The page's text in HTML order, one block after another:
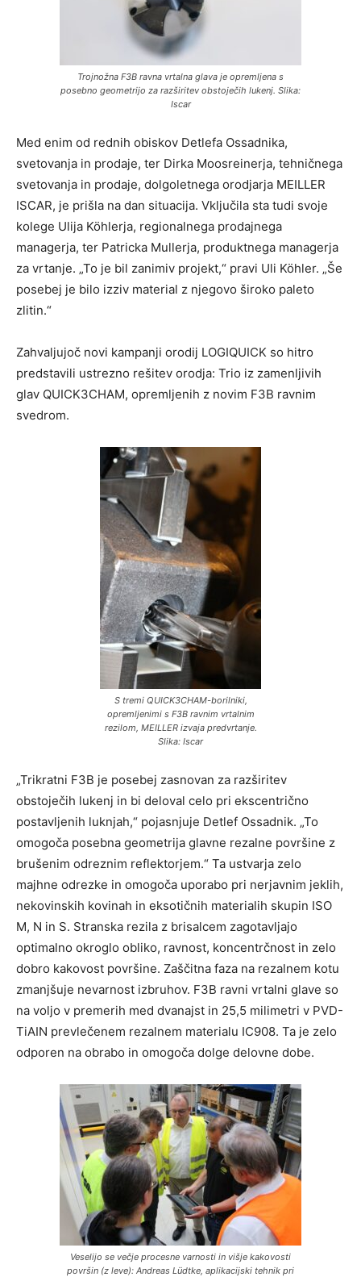
Trojnožna F3B ravna vrtalna glava je opremljena s
posebno geometrijo za razširitev obstoječih lukenj. Slika:
Iscar
Med enim od rednih obiskov Detlefa Ossadnika,
svetovanja in prodaje, ter Dirka Moosreinerja, tehničnega
svetovanja in prodaje, dolgoletnega orodjarja MEILLER
ISCAR, je prišla na dan situacija. Vključila sta tudi svoje
kolege Ulija Köhlerja, regionalnega prodajnega
managerja, ter Patricka Mullerja, produktnega managerja
za vrtanje. „To je bil zanimiv projekt,“ pravi Uli Köhler. „Še
posebej je bilo izziv material z njegovo široko paleto
zlitin.“
Zahvaljujoč novi kampanji orodij LOGIQUICK so hitro
predstavili ustrezno rešitev orodja: Trio iz zamenljivih
glav QUICK3CHAM, opremljenih z novim F3B ravnim
svedrom.
S tremi QUICK3CHAM-borilniki,
opremljenimi s F3B ravnim vrtalnim
rezilom, MEILLER izvaja predvrtanje.
Slika: Iscar
„Trikratni F3B je posebej zasnovan za razširitev
obstoječih lukenj in bi deloval celo pri ekscentrično
postavljenih luknjah,“ pojasnjuje Detlef Ossadnik. „To
omogoča posebna geometrija glavne rezalne površine z
brušenim odreznim reflektorjem.“ Ta ustvarja zelo
majhne odrezke in omogoča uporabo pri nerjavnim jeklih,
nekovinskih kovinah in eksotičnih materialih skupin ISO
M, N in S. Stranska rezila z brisalcem zagotavljajo
optimalno okroglo obliko, ravnost, koncentrčnost in zelo
dobro kakovost površine. Zaščitna faza na rezalnem kotu
zmanjšuje nevarnost izbruhov. F3B ravni vrtalni glave so
na voljo v premerih med dvanajst in 25,5 milimetri v PVD-
TiAIN prevlečenem rezalnem materialu IC908. Ta je zelo
odporen na obrabo in omogoča dolge delovne dobe.
Veselijo se večje procesne varnosti in višje kakovosti
površin (z leve): Andreas Lüdtke, aplikacijski tehnik pri